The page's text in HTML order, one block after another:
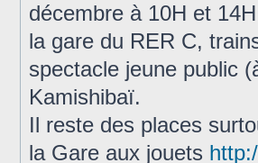
décembre à 10H et
la gare du RER C,
spectacle jeune public
Kamishibaï.
Il reste des places
la Gare aux jouets